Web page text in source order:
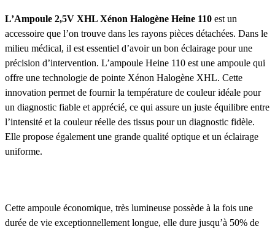
L’Ampoule 2,5V XHL Xénon Halogène Heine 110 est un
accessoire que l’on trouve dans les rayons pièces détachées. Dans le
milieu médical, il est essentiel d’avoir un bon éclairage pour une
précision d’intervention. L’ampoule Heine 110 est une ampoule qui
offre une technologie de pointe Xénon Halogène XHL. Cette
innovation permet de fournir la température de couleur idéale pour
un diagnostic fiable et apprécié, ce qui assure un juste équilibre entre
l’intensité et la couleur réelle des tissus pour un diagnostic fidèle.
Elle propose également une grande qualité optique et un éclairage
uniforme.
Cette ampoule économique, très lumineuse possède à la fois une
durée de vie exceptionnellement longue, elle dure jusqu’à 50% de